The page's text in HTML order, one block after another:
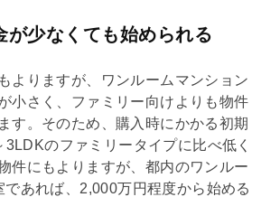
が少なくても始められる
よりますが、ワンルームマンション
小さく、ファミリー向けよりも物件
す。そのため、購入時にかかる初期
3LDKのファミリータイプに比べ低く
件にもよりますが、都内のワンルー
であれば、2,000万円程度から始める